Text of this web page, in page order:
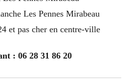
Les Pennes Mirabeau
et pas cher en centre-ville
: 06 28 31 86 20